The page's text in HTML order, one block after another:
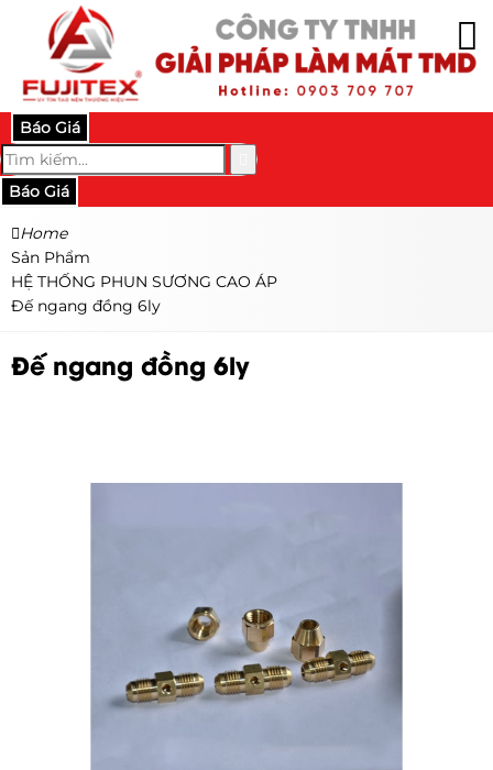
Báo Giá
Báo Giá
Home
Sản Phẩm
HỆ THỐNG PHUN SƯƠNG CAO ÁP
Đế ngang đồng 6ly
Đế ngang đồng 6ly